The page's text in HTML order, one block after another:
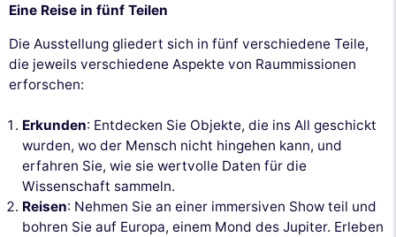
Eine Reise in fünf Teilen
Die Ausstellung gliedert sich in fünf verschiedene Teile,
die jeweils verschiedene Aspekte von Raummissionen
erforschen:
Erkunden: Entdecken Sie Objekte, die ins All geschickt
wurden, wo der Mensch nicht hingehen kann, und
erfahren Sie, wie sie wertvolle Daten für die
Wissenschaft sammeln.
Reisen: Nehmen Sie an einer immersiven Show teil und
bohren Sie auf Europa, einem Mond des Jupiter. Erleben